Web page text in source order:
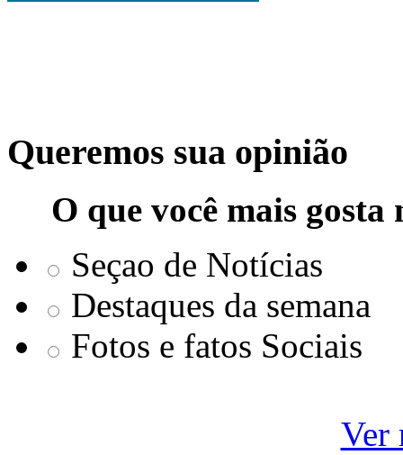
Queremos sua opinião
O que você mais
Seçao de Notícias
Destaques da semana
Fotos e fatos Sociais
Ver